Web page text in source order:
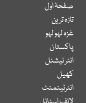
صفحۂ اول
تازہ ترین
غزہ لہو لہو
پاکستان
انٹر نیشنل
کھیل
انٹرٹینمنٹ